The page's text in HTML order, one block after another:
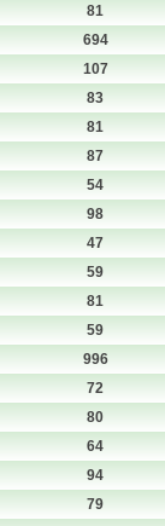
81
694
107
83
81
87
54
98
47
59
81
59
996
72
80
64
94
79